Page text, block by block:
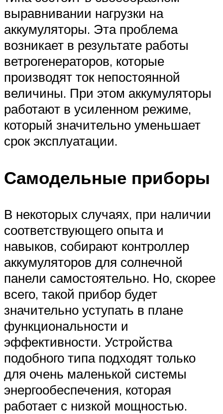
выравнивании нагрузки на
аккумуляторы. Эта проблема
возникает в результате работы
ветрогенераторов, которые
производят ток непостоянной
величины. При этом аккумуляторы
работают в усиленном режиме,
который значительно уменьшает
срок эксплуатации.
Самодельные приборы
В некоторых случаях, при наличии
соответствующего опыта и
навыков, собирают контроллер
аккумуляторов для солнечной
панели самостоятельно. Но, скорее
всего, такой прибор будет
значительно уступать в плане
функциональности и
эффективности. Устройства
подобного типа подходят только
для очень маленькой системы
энергообеспечения, которая
работает с низкой мощностью.